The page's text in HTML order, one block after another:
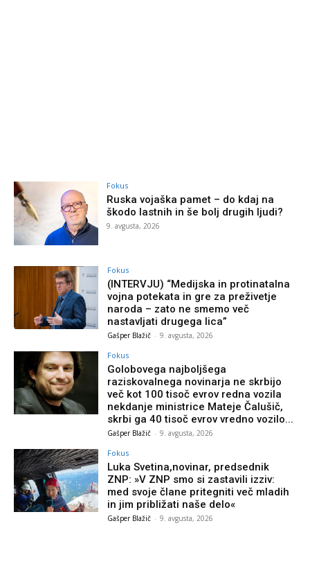
Fokus
Ruska vojaška pamet – do kdaj na
škodo lastnih in še bolj drugih ljudi?
9. avgusta, 2026
Fokus
(INTERVJU) “Medijska in protinatalna
vojna potekata in gre za preživetje
naroda – zato ne smemo več
nastavljati drugega lica”
Gašper Blažič - 9. avgusta, 2026
Fokus
Golobovega najboljšega
raziskovalnega novinarja ne skrbijo
več kot 100 tisoč evrov redna vozila
nekdanje ministrice Mateje Čalušič,
skrbi ga 40 tisoč evrov vredno vozilo...
Gašper Blažič - 9. avgusta, 2026
Fokus
Luka Svetina,novinar, predsednik
ZNP: »V ZNP smo si zastavili izziv:
med svoje člane pritegniti več mladih
in jim približati naše delo«
Gašper Blažič - 9. avgusta, 2026